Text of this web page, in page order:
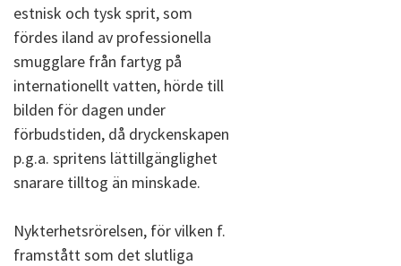
estnisk och tysk sprit, som
fördes iland av professionella
smugglare från fartyg på
internationellt vatten, hörde till
bilden för dagen under
förbudstiden, då dryckenskapen
p.g.a. spritens lättillgänglighet
snarare tilltog än minskade.
Nykterhetsrörelsen, för vilken f.
framstått som det slutliga